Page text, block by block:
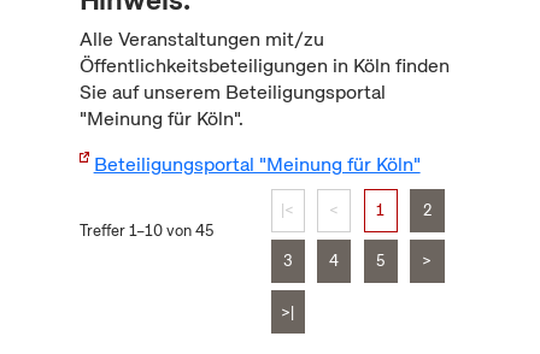
Alle Veranstaltungen mit/zu
Öffentlichkeitsbeteiligungen in Köln finden
Sie auf unserem Beteiligungsportal
"Meinung für Köln".
Beteiligungsportal "Meinung für Köln"
Treffer 1–10 von 45
|< < 1 2
3 4 5 >
>|